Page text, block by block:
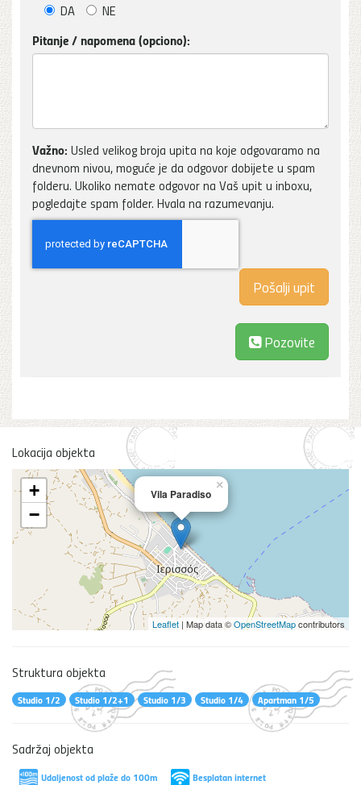
DA NE
Pitanje / napomena (opciono):
Važno: Usled velikog broja upita na koje odgovaramo na
dnevnom nivou, moguće je da odgovor dobijete u spam
folderu. Ukoliko nemate odgovor na Vaš upit u inboxu,
pogledajte spam folder. Hvala na razumevanju.
Pozovite
Lokacija objekta
Vila Paradiso
×
+
−
Leaflet | Map data ©OpenStreetMapcontributors
Struktura objekta
Studio 1/2 Studio 1/2+1 Studio 1/3 Studio 1/4 Apartman 1/5
Sadržaj objekta
Udaljenost od plaže do 100m
Besplatan internet